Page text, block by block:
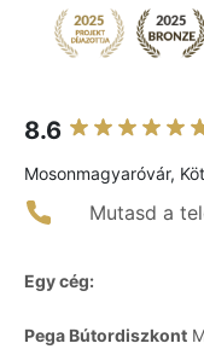
8.6
Mosonmagyaróvár,
Mutasd a
Egy cég:
Pega Bútordiszkont